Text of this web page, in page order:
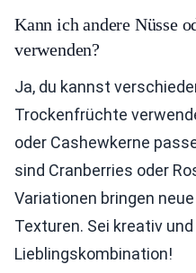
Kann ich andere Nüsse
verwenden?
Ja, du kannst
Trockenfrüchte
oder Cashewkerne
sind Cranberries oder
Variationen bringen
Texturen. Sei kreativ
Lieblingskombination!